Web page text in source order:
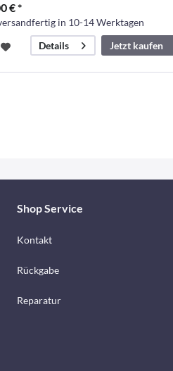
€ *
in 10-14 Werktagen
Details
Jetzt kaufen
Shop Service
Kontakt
Rückgabe
Reparatur